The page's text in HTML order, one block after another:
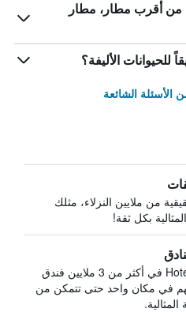
من أقرب مطار، مطار
للحيوانات الأليفة؟
الشائعة
من ملايين النزلاء، مثلك
بكل ثقة!
يبحث HotelsCombined في أكثر من 3 ملايين فندق
في مكان واحد حتى تتمكن من